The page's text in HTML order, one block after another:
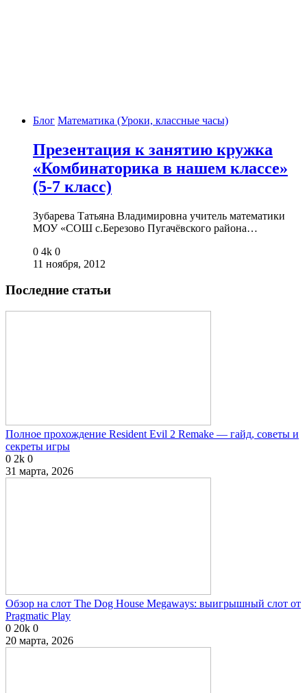
Блог Математика (Уроки, классные часы)
Презентация к занятию кружка
«Комбинаторика в нашем классе»
(5-7 класс)
Зубарева Татьяна Владимировна учитель математики
МОУ «СОШ с.Березово Пугачёвского района…
0 4k 0
11 ноября, 2012
Последние статьи
Полное прохождение Resident Evil 2 Remake — гайд, советы и
секреты игры
0 2k 0
31 марта, 2026
Обзор на слот The Dog House Megaways: выигрышный слот от
Pragmatic Play
0 20k 0
20 марта, 2026